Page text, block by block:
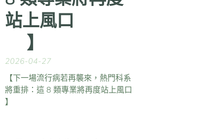
站上風口 🦠
🔥】
2026-04-27
【下一場流行病若再襲來，熱門科系
將重排：這 8 類專業將再度站上風口
】